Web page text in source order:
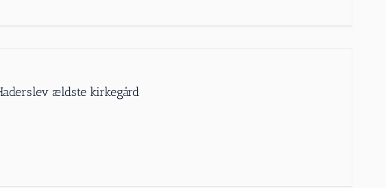
ældste kirkegård